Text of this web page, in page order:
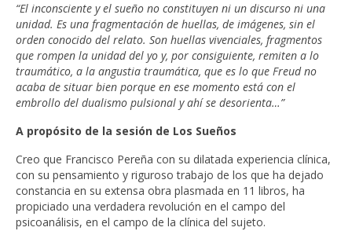
“El inconsciente y el sueño no constituyen ni un discurso ni una
unidad. Es una fragmentación de huellas, de imágenes, sin el
orden conocido del relato. Son huellas vivenciales, fragmentos
que rompen la unidad del yo y, por consiguiente, remiten a lo
traumático, a la angustia traumática, que es lo que Freud no
acaba de situar bien porque en ese momento está con el
embrollo del dualismo pulsional y ahí se desorienta…”
A propósito de la sesión de Los Sueños
Creo que Francisco Pereña con su dilatada experiencia clínica,
con su pensamiento y riguroso trabajo de los que ha dejado
constancia en su extensa obra plasmada en 11 libros, ha
propiciado una verdadera revolución en el campo del
psicoanálisis, en el campo de la clínica del sujeto.